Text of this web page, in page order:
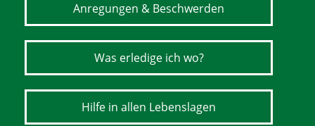
Anregungen & Beschwerden
Was erledige ich wo?
Hilfe in allen Lebenslagen